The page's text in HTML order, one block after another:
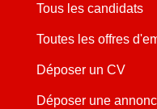
Tous les candidats
Toutes les offres
Déposer un CV
Déposer une